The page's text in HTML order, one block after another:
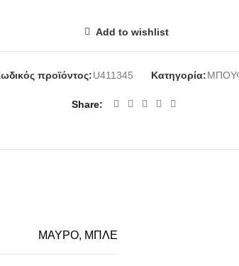
Add to wishlist
προϊόντος:U411345 Κατηγορία:
Share
ΜΑΥΡΟ, ΜΠΛΕ